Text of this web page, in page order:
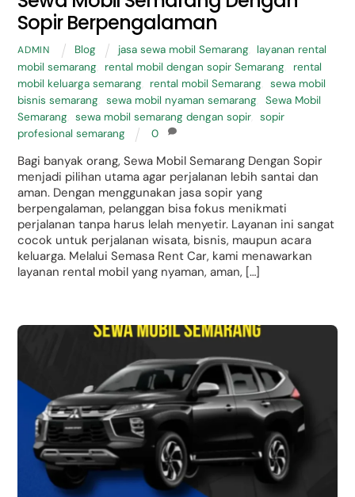
Sopir Berpengalaman
ADMIN Blog jasa sewa mobil Semarang
layanan rental
mobil semarang
rental mobil dengan sopir Semarang
rental
mobil keluarga semarang
rental mobil Semarang
sewa mobil
bisnis semarang
sewa mobil nyaman semarang
Sewa Mobil
Semarang
sewa mobil semarang dengan sopir
sopir
profesional semarang
0
Bagi banyak orang, Sewa Mobil Semarang Dengan Sopir
menjadi pilihan utama agar perjalanan lebih santai dan
aman. Dengan menggunakan jasa sopir yang
berpengalaman, pelanggan bisa fokus menikmati
perjalanan tanpa harus lelah menyetir. Layanan ini sangat
cocok untuk perjalanan wisata, bisnis, maupun acara
keluarga. Melalui Semasa Rent Car, kami menawarkan
layanan rental mobil yang nyaman, aman, […]